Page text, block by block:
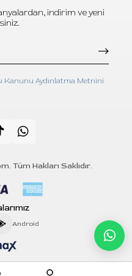
indirim ve yeni
Kanunu Aydınlatma Metnini
Tüm Hakları Saklıdır.
Android